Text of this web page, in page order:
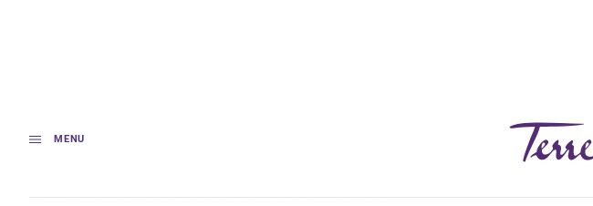
MENU
Accueil Bordeaux : les Trophées du Vignoble Engagé sont de retour